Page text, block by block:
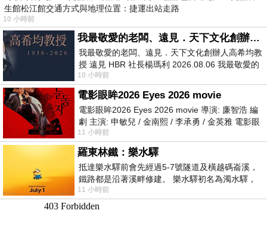
生館松江館交通方式與地理位置：捷運出站走路
10 小時前
我最敬愛的老闆、遠見．天下文化創辦人高希均教授
我最敬愛的老闆、遠見．天下文化創辦人高希均教
授 遠見 HBR 社長楊瑪利 2026.08.06 我最敬愛的
老闆、遠見．天下文化創辦人高希均教
10 小時前
電影眼眸2026 Eyes 2026 movie
電影眼眸2026 Eyes 2026 movie 導演: 廉智浩 編
劇 主演: 申敏兒 / 金南熙 / 李承勇 / 金英雅 電影眼
眸2026描述攝影師徐珍因遺
11 小時前
羅東林鐵：樂水驛
抵達樂水驛前會先經過5-7號隧道及橫越碼崙溪，
鐵路都是沿著溪畔修建。 樂水驛初名為濁水驛，
但因與臺鐵集集線車站同名，於1953
11 小時前